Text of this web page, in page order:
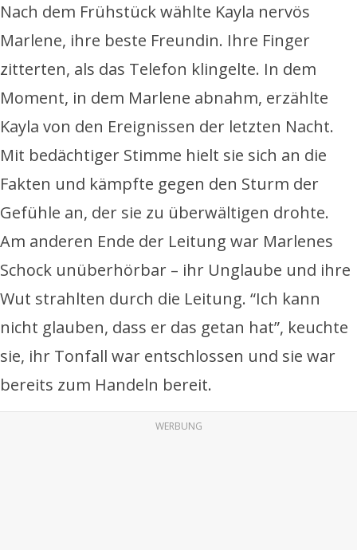
Nach dem Frühstück wählte Kayla nervös
Marlene, ihre beste Freundin. Ihre Finger
zitterten, als das Telefon klingelte. In dem
Moment, in dem Marlene abnahm, erzählte
Kayla von den Ereignissen der letzten Nacht.
Mit bedächtiger Stimme hielt sie sich an die
Fakten und kämpfte gegen den Sturm der
Gefühle an, der sie zu überwältigen drohte.
Am anderen Ende der Leitung war Marlenes
Schock unüberhörbar – ihr Unglaube und ihre
Wut strahlten durch die Leitung. “Ich kann
nicht glauben, dass er das getan hat”, keuchte
sie, ihr Tonfall war entschlossen und sie war
bereits zum Handeln bereit.
WERBUNG